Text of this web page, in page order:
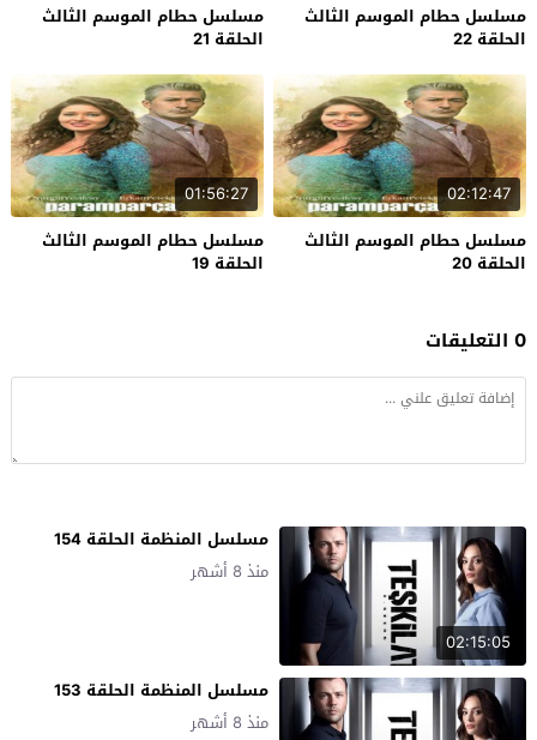
مسلسل حطام الموسم الثالث
الحلقة 22
مسلسل حطام الموسم الثالث
الحلقة 21
02:12:47
مسلسل حطام الموسم الثالث
الحلقة 20
01:56:27
مسلسل حطام الموسم الثالث
الحلقة 19
0 التعليقات
02:15:05
مسلسل المنظمة الحلقة 154
منذ 8 أشهر
مسلسل المنظمة الحلقة 153
منذ 8 أشهر